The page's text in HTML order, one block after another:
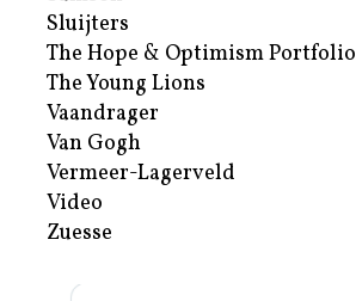
Sluijters
The Hope & Optimism Portfolio
The Young Lions
Vaandrager
Van Gogh
Vermeer-Lagerveld
Video
Zuesse